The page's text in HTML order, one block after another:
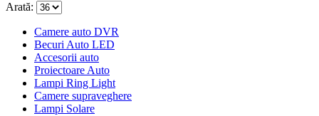
Arată:
Camere auto DVR
Becuri Auto LED
Accesorii auto
Proiectoare Auto
Lampi Ring Light
Camere supraveghere
Lampi Solare